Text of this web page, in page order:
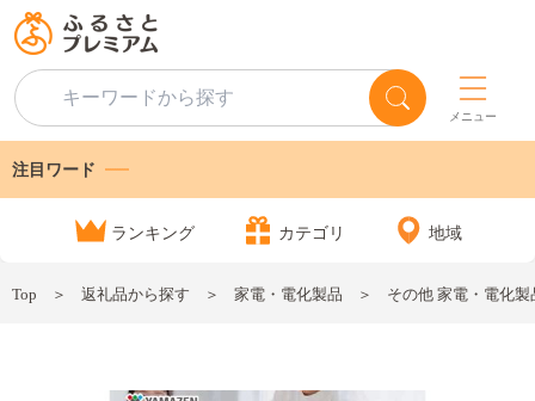
メニュー
注目ワード
ランキング カテゴリ 地域
Top 返礼品から探す 家電・電化製品 その他 家電・電化製